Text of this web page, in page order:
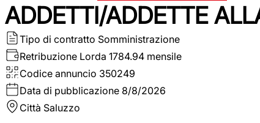
ADDETTI/ADDETTE
Tipo di contratto Somministrazione
Retribuzione Lorda 1784.94 mensile
Codice annuncio 350249
Data di pubblicazione 8/8/2026
Città Saluzzo